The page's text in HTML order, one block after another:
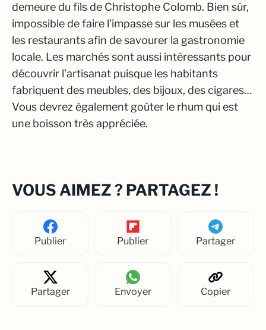
demeure du fils de Christophe Colomb. Bien sûr,
impossible de faire l’impasse sur les musées et
les restaurants afin de savourer la gastronomie
locale. Les marchés sont aussi intéressants pour
découvrir l’artisanat puisque les habitants
fabriquent des meubles, des bijoux, des cigares…
Vous devrez également goûter le rhum qui est
une boisson très appréciée.
VOUS AIMEZ ? PARTAGEZ !
Publier Publier Partager
Partager Envoyer Copier